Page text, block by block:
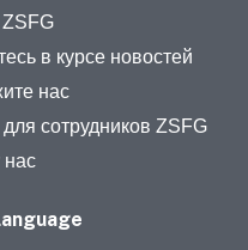
в курсе новостей
нас
сотрудников ZSFG
нас